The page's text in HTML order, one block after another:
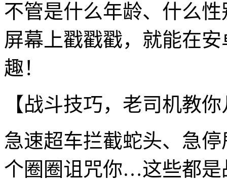
不管是什么年龄、什么
屏幕上戳戳戳，就能在
趣！
【战斗技巧，老司机教
急速超车拦截蛇头、急
个圈圈诅咒你…这些都是